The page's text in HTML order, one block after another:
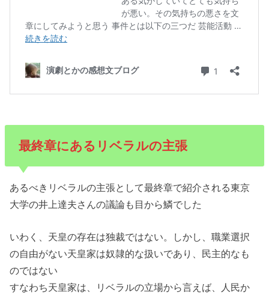
最終章にあるリベラルの主張
あるべきリベラルの主張として最終章で紹介される東京
大学の井上達夫さんの議論も目から鱗でした
いわく、天皇の存在は独裁ではない。しかし、職業選択
の自由がない天皇家は奴隷的な扱いであり、民主的なも
のではない
すなわち天皇家は、リベラルの立場から言えば、人民か